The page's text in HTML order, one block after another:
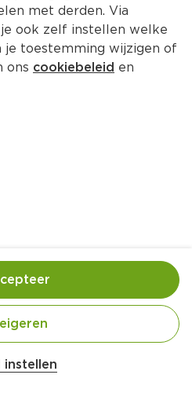
Abrikoos-Perzik
dit product
met derden. Via
ook zelf instellen welke
je toestemming wijzigen of
ons cookiebeleid en
instellen